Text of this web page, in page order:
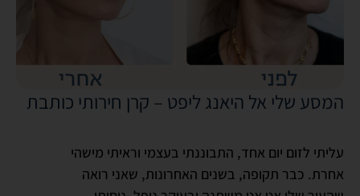
המסע שלי אל היאנג ליפט – קרן חירותי כותבת
עליתי לזום יום אחד, התבוננתי בעצמי וראיתי מישהי
אחרת. כבר תקופה, בשנים האחרונות, שאני רואה